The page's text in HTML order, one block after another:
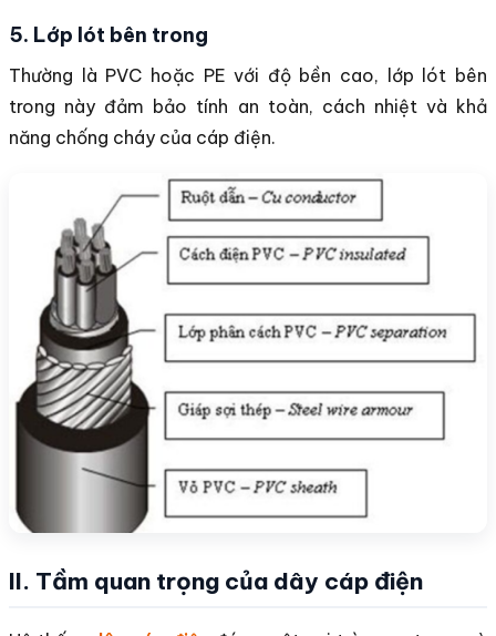
5. Lớp lót bên trong
Thường là PVC hoặc PE với độ bền cao, lớp lót bên
trong này đảm bảo tính an toàn, cách nhiệt và khả
năng chống cháy của cáp điện.
II. Tầm quan trọng của dây cáp điện